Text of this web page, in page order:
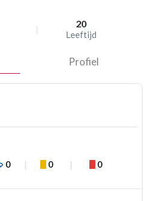
20
Leeftijd
Profiel
0 0 0